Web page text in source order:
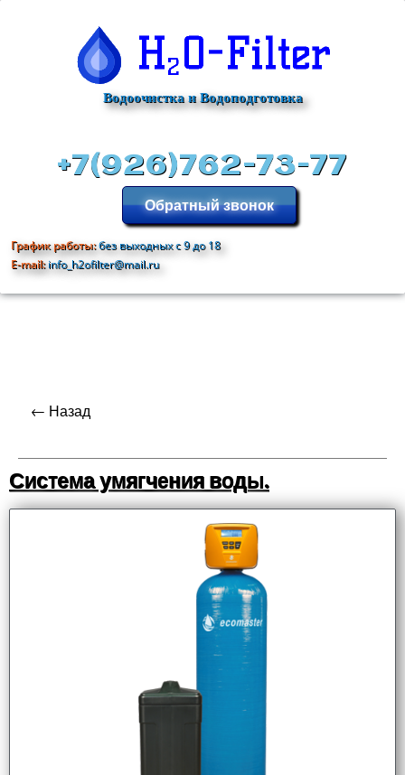
Водоочистка и Водоподготовка
+7(926)762-73-77
Обратный звонок
График работы: без выходных с 9 до 18
E-mail: info_h2ofilter@mail.ru
← Назад
Система умягчения воды.